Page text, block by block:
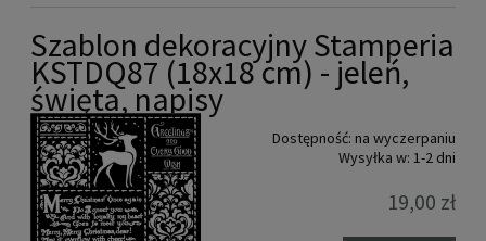
Szablon dekoracyjny Stamperia
KSTDQ87 (18x18 cm) - jeleń,
święta, napisy
Dostępność: na wyczerpaniu
Wysyłka w: 1-2 dni
19,00 zł